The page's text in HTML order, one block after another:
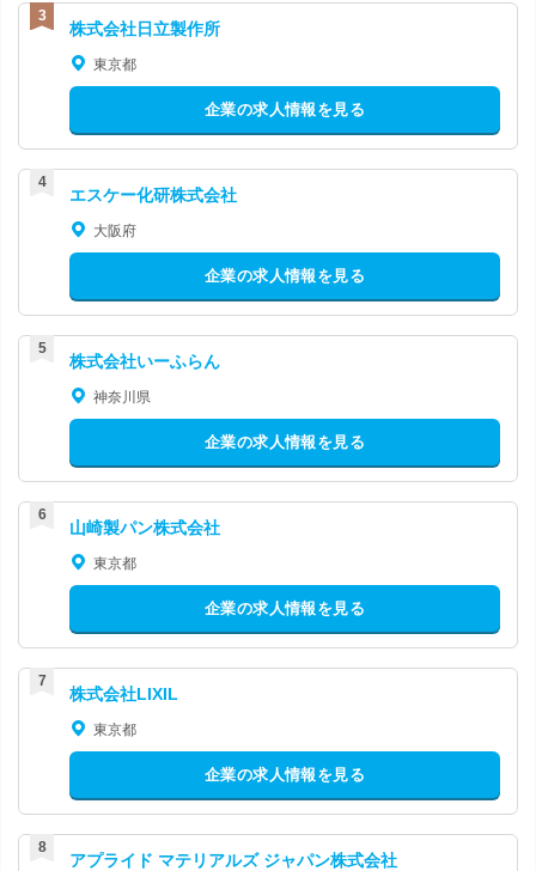
株式会社日立製作所
東京都
企業の求人情報を見る
エスケー化研株式会社
大阪府
企業の求人情報を見る
株式会社いーふらん
神奈川県
企業の求人情報を見る
山崎製パン株式会社
東京都
企業の求人情報を見る
株式会社LIXIL
東京都
企業の求人情報を見る
アプライド マテリアルズ ジャパン株式会社